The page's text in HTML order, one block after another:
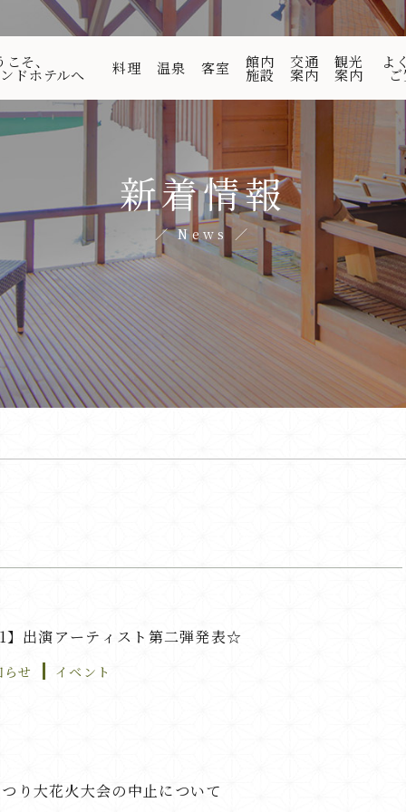
そ、
ドホテルへ 料理 温泉 客室 館内
施設
交通
案内
観光
案内
よ
新着情報
News
】出演アーティスト第二弾発表☆
せ イベント
り大花火大会の中止について